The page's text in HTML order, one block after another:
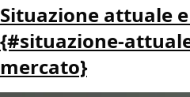
Situazione attuale
{#situazione-
mercato}